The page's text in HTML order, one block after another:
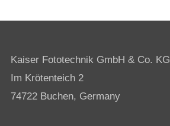
Kaiser Fototechnik GmbH & Co. KG
Im Krötenteich 2
74722 Buchen, Germany